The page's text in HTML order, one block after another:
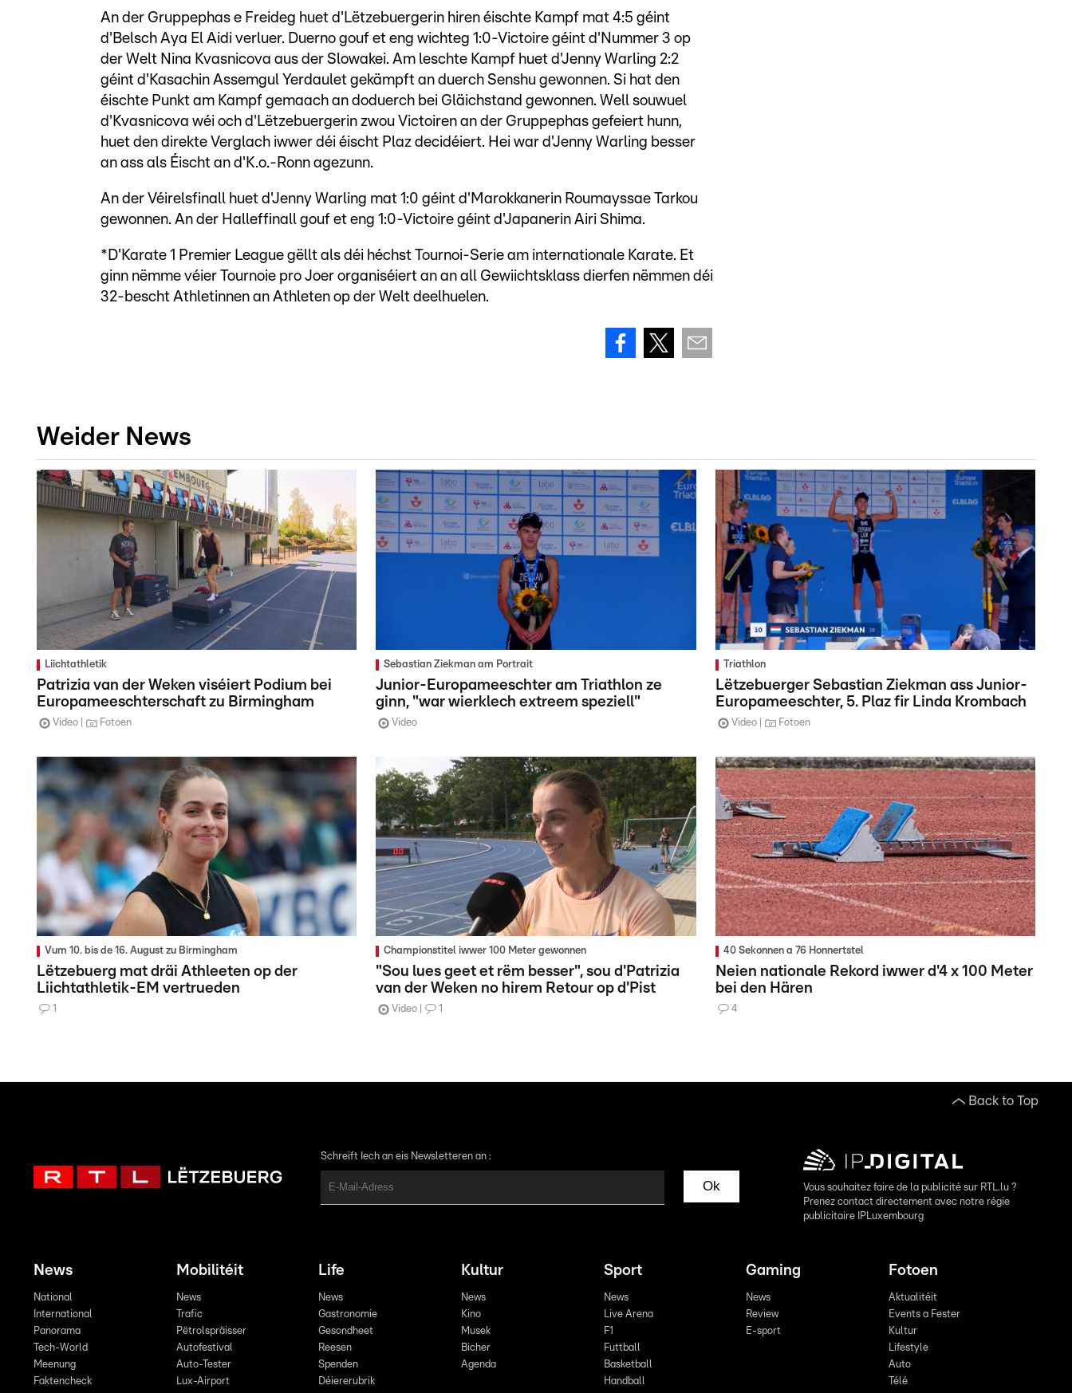
An der Gruppephas e Freideg huet d'Lëtzebuergerin hiren éischte Kampf mat 4:5 géint
d'Belsch Aya El Aidi verluer. Duerno gouf et eng wichteg 1:0-Victoire géint d'Nummer 3 op
der Welt Nina Kvasnicova aus der Slowakei. Am leschte Kampf huet d'Jenny Warling 2:2
géint d'Kasachin Assemgul Yerdaulet gekämpft an duerch Senshu gewonnen. Si hat den
éischte Punkt am Kampf gemaach an doduerch bei Gläichstand gewonnen. Well souwuel
d'Kvasnicova wéi och d'Lëtzebuergerin zwou Victoiren an der Gruppephas gefeiert hunn,
huet den direkte Verglach iwwer déi éischt Plaz decidéiert. Hei war d'Jenny Warling besser
an ass als Éischt an d'K.o.-Ronn agezunn.
An der Véirelsfinall huet d'Jenny Warling mat 1:0 géint d'Marokkanerin Roumayssae Tarkou
gewonnen. An der Halleffinall gouf et eng 1:0-Victoire géint d'Japanerin Airi Shima.
*D'Karate 1 Premier League gëllt als déi héchst Tournoi-Serie am internationale Karate. Et
ginn nëmme véier Tournoie pro Joer organiséiert an an all Gewiichtsklass dierfen nëmmen déi
32-bescht Athletinnen an Athleten op der Welt deelhuelen.
Weider News
Liichtathletik
Patrizia van der Weken viséiert Podium bei
Europameeschterschaft zu Birmingham
Video Fotoen
Sebastian Ziekman am Portrait
Junior-Europameeschter am Triathlon ze
ginn, "war wierklech extreem speziell"
Video
Triathlon
Lëtzebuerger Sebastian Ziekman ass Junior-
Europameeschter, 5. Plaz fir Linda Krombach
Video Fotoen
Vum 10. bis de 16. August zu Birmingham
Lëtzebuerg mat dräi Athleeten op der
Liichtathletik-EM vertrueden
1
Championstitel iwwer 100 Meter gewonnen
"Sou lues geet et rëm besser", sou d'Patrizia
van der Weken no hirem Retour op d'Pist
Video 1
40 Sekonnen a 76 Honnertstel
Neien nationale Rekord iwwer d'4 x 100 Meter
bei den Hären
4
Back to Top
Schreift Iech an eis Newsletteren an :
Ok
Vous souhaitez faire de la publicité sur RTL.lu ?
Prenez contact directement avec notre régie
publicitaire IPLuxembourg
News
National
International
Panorama
Tech-World
Meenung
Faktencheck
Mobilitéit
News
Trafic
Pëtrolspräisser
Autofestival
Auto-Tester
Lux-Airport
Life
News
Gastronomie
Gesondheet
Reesen
Spenden
Déiererubrik
Kultur
News
Kino
Musek
Bicher
Agenda
Sport
News
Live Arena
F1
Futtball
Basketball
Handball
Gaming
News
Review
E-sport
Fotoen
Aktualitéit
Events a Fester
Kultur
Lifestyle
Auto
Télé